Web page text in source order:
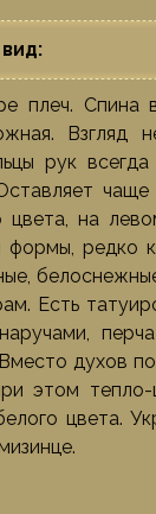
плеч. Спина
Взгляд
рук
цвета, на
редко
Есть
духов
этом
цвета.